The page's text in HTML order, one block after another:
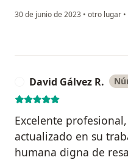
30 de junio de 2023 • otro lugar •
David Gálvez R.
Excelente
actualizado en su
humana digna de